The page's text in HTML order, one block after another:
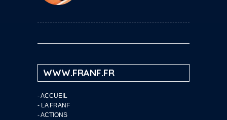
WWW.FRANF.FR
-ACCUEIL
- LA FRANF
-ACTIONS